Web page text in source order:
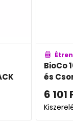
BioCo
és
6 101